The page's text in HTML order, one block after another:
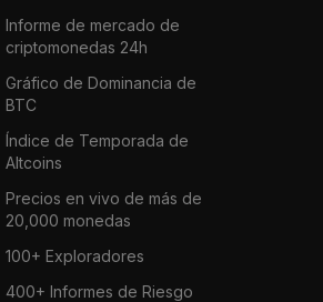
Informe de mercado de
criptomonedas 24h
Gráfico de Dominancia de
BTC
Índice de Temporada de
Altcoins
Precios en vivo de más de
20,000 monedas
100+ Exploradores
400+ Informes de Riesgo